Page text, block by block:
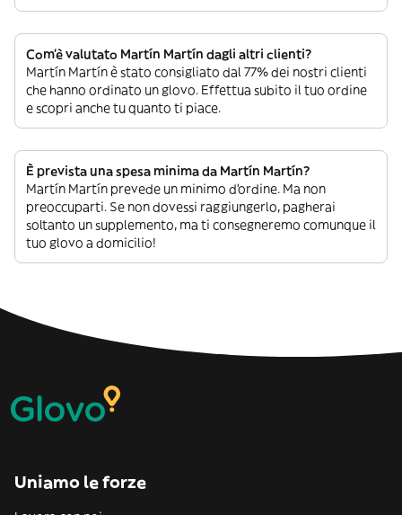
Com’è valutato Martín Martín dagli altri clienti?
Martín Martín è stato consigliato dal 77% dei nostri clienti
che hanno ordinato un glovo. Effettua subito il tuo ordine
e scopri anche tu quanto ti piace.
È prevista una spesa minima da Martín Martín?
Martín Martín prevede un minimo d’ordine. Ma non
preoccuparti. Se non dovessi raggiungerlo, pagherai
soltanto un supplemento, ma ti consegneremo comunque il
tuo glovo a domicilio!
Uniamo le forze